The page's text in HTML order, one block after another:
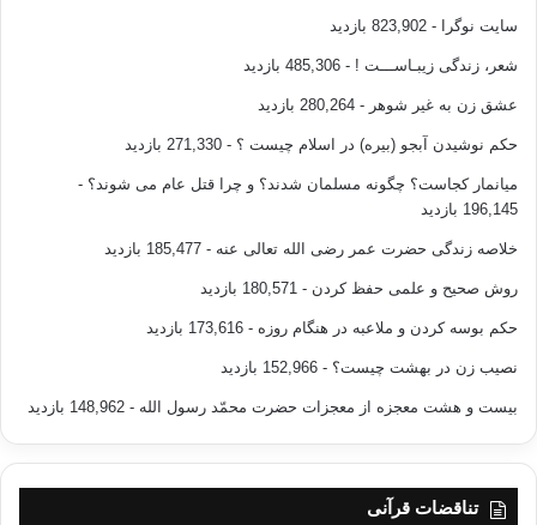
سایت نوگرا - 823,902 بازدید
شعر، زندگی زیبـاســـت ! - 485,306 بازدید
عشق زن به غیر شوهر - 280,264 بازدید
حکم نوشیدن آبجو (بیره) در اسلام چیست ؟ - 271,330 بازدید
میانمار کجاست؟ چگونه مسلمان شدند؟ و چرا قتل عام می شوند؟ -
196,145 بازدید
خلاصه زندگی حضرت عمر رضی الله تعالی عنه - 185,477 بازدید
روش صحیح و علمی حفظ کردن - 180,571 بازدید
حکم بوسه کردن و ملاعبه در هنگام روزه - 173,616 بازدید
نصیب زن در بهشت چیست؟ - 152,966 بازدید
بیست و هشت معجزه از معجزات حضرت محمّد رسول الله - 148,962 بازدید
تناقضات قرآنی